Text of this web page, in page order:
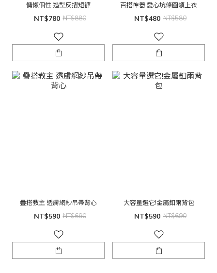
慵懶個性 造型反摺短褲
NT$780 NT$880
百搭神器 愛心坑條圓領上衣
NT$480 NT$580
疊搭教主 透膚網紗吊帶背心
NT$590 NT$690
大容量選它!金屬釦兩背包
NT$590 NT$690